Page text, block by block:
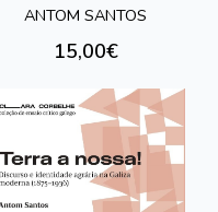
ANTOM SANTOS
15,00€